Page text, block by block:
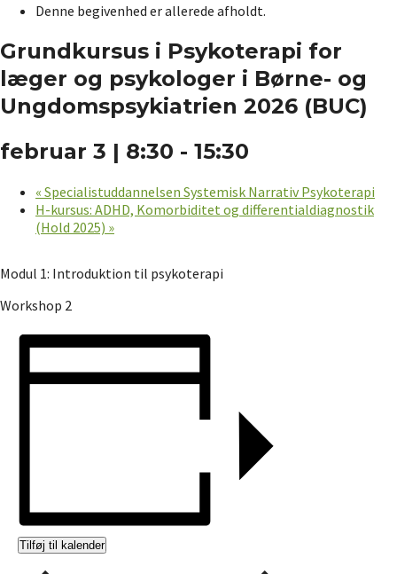
Denne begivenhed er allerede afholdt.
Grundkursus i Psykoterapi for
læger og psykologer i Børne- og
Ungdomspsykiatrien 2026 (BUC)
februar 3 | 8:30 - 15:30
« Specialistuddannelsen Systemisk Narrativ Psykoterapi
H-kursus: ADHD, Komorbiditet og differentialdiagnostik
(Hold 2025) »
Modul 1: Introduktion til psykoterapi
Workshop 2
Tilføj til kalender